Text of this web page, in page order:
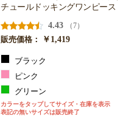
チュールドッキングワンピース
4.43
（7）
販売価格：
￥1,419
ブラック
ピンク
グリーン
カラーをタップしてサイズ・在庫を表示
表記の無いサイズは販売終了